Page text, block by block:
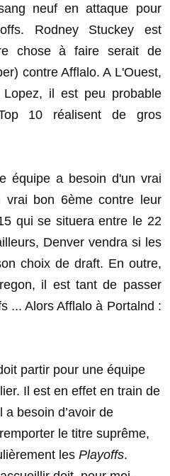
neuf en attaque pour
Rodney Stuckey est
chose à faire serait de
contre Afflalo. A L'Ouest,
il est peu probable
10 réalisent de gros
équipe a besoin d'un vrai
bon 6ème contre leur
qui se situera entre le 22
Denver vendra si les
choix de draft. En outre,
il est tant de passer
... Alors Afflalo à Portalnd :
partir pour une équipe
Il est en effet en train de
besoin d’avoir de
le titre suprême,
les Playoffs.